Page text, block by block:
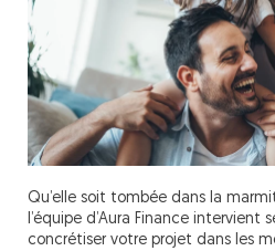
Qu’elle soit tombée dans la
l’équipe d’Aura Finance
concrétiser votre projet dans les